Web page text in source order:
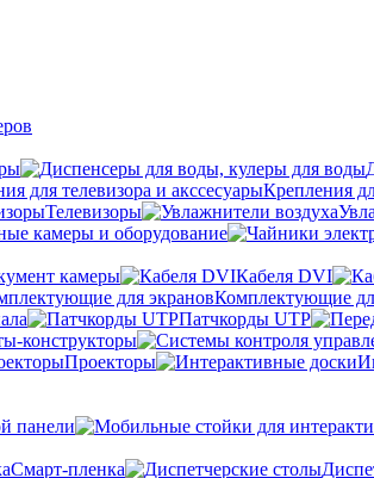
Крепления
Телевизоры
камеры и оборудование
камеры Кабеля DVI
Комплектующие
Патчкорды UTP
конструкторы
Проекторы
панели
Cмарт-пленка